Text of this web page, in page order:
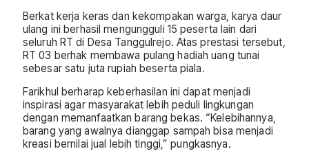
Berkat kerja keras dan kekompakan warga, karya daur
ulang ini berhasil mengungguli 15 peserta lain dari
seluruh RT di Desa Tanggulrejo. Atas prestasi tersebut,
RT 03 berhak membawa pulang hadiah uang tunai
sebesar satu juta rupiah beserta piala.
Farikhul berharap keberhasilan ini dapat menjadi
inspirasi agar masyarakat lebih peduli lingkungan
dengan memanfaatkan barang bekas. “Kelebihannya,
barang yang awalnya dianggap sampah bisa menjadi
kreasi bernilai jual lebih tinggi,” pungkasnya.